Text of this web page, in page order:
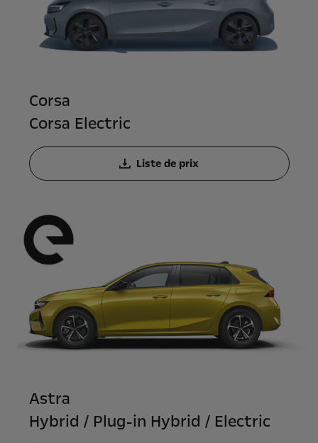
Corsa
Corsa Electric
Liste de prix
Astra
Hybrid / Plug-in Hybrid / Electric